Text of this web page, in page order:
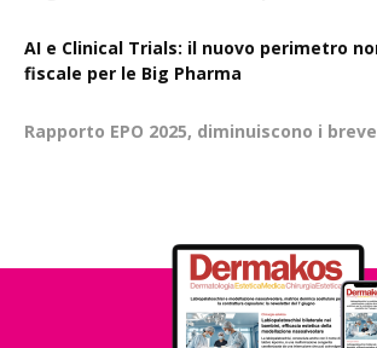
AI e Clinical Trials: il nuovo perimetro
fiscale per le Big Pharma
Rapporto EPO 2025, diminuiscono i